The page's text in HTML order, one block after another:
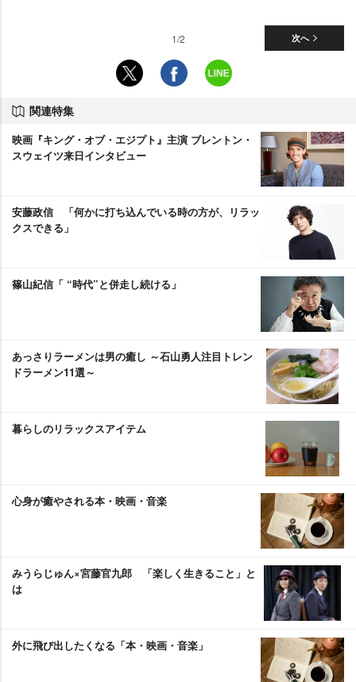
次へ
1/2
関連特集
映画『キング・オブ・エジプト』主演 ブレントン・
スウェイツ来日インタビュー
安藤政信 「何かに打ち込んでいる時の方が、リラッ
クスできる」
篠山紀信「 “時代”と併走し続ける」
あっさりラーメンは男の癒し ～石山勇人注目トレン
ドラーメン11選～
暮らしのリラックスアイテム
心身が癒やされる本・映画・音楽
みうらじゅん×宮藤官九郎 「楽しく生きること」と
は
外に飛び出したくなる「本・映画・音楽」